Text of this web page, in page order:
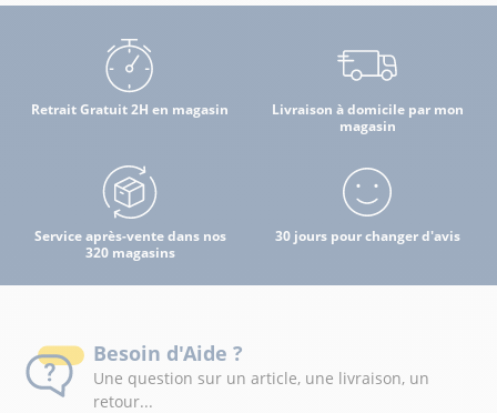
Retrait Gratuit 2H en magasin
Livraison à domicile par mon
magasin
Service après-vente dans nos
320 magasins
30 jours pour changer d'avis
Besoin d'Aide ?
Une question sur un article, une livraison, un
retour...